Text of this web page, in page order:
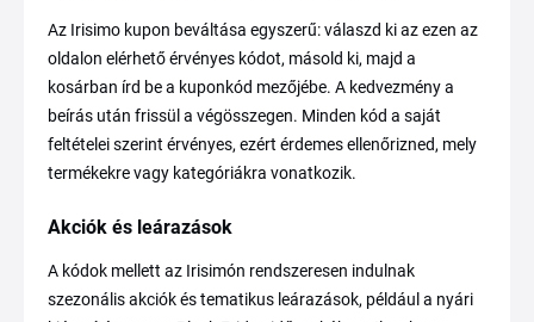
Az Irisimo kupon beváltása egyszerű: válaszd ki az ezen az
oldalon elérhető érvényes kódot, másold ki, majd a
kosárban írd be a kuponkód mezőjébe. A kedvezmény a
beírás után frissül a végösszegen. Minden kód a saját
feltételei szerint érvényes, ezért érdemes ellenőrizned, mely
termékekre vagy kategóriákra vonatkozik.
Akciók és leárazások
A kódok mellett az Irisimón rendszeresen indulnak
szezonális akciók és tematikus leárazások, például a nyári